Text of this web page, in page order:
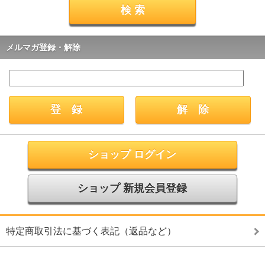
メルマガ登録・解除
ショップ ログイン
ショップ 新規会員登録
特定商取引法に基づく表記（返品など）